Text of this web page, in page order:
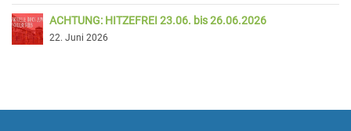
ACHTUNG: HITZEFREI 23.06. bis 26.06.2026
22. Juni 2026